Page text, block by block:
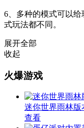
6、多种的模式可以
式玩法都不同。
展开全部
收起
火爆游戏
迷你世界雨林版
查看